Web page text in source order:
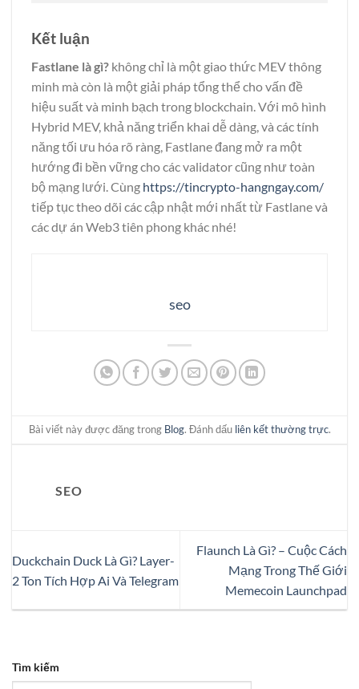
Kết luận
Fastlane là gì? không chỉ là một giao thức MEV thông
minh mà còn là một giải pháp tổng thể cho vấn đề
hiệu suất và minh bạch trong blockchain. Với mô hình
Hybrid MEV, khả năng triển khai dễ dàng, và các tính
năng tối ưu hóa rõ ràng, Fastlane đang mở ra một
hướng đi bền vững cho các validator cũng như toàn
bộ mạng lưới. Cùng https://tincrypto-hangngay.com/
tiếp tục theo dõi các cập nhật mới nhất từ Fastlane và
các dự án Web3 tiên phong khác nhé!
seo
Bài viết này được đăng trong Blog. Đánh dấu liên kết thường trực.
SEO
Duckchain Duck Là Gì? Layer-
2 Ton Tích Hợp Ai Và Telegram
Flaunch Là Gì? – Cuộc Cách
Mạng Trong Thế Giới
Memecoin Launchpad
Tìm kiếm